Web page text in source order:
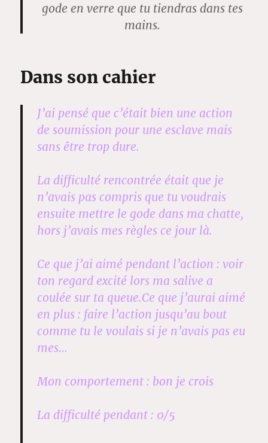
gode en verre que tu tiendras dans tes
mains.
Dans son cahier
J’ai pensé que c’était bien une action
de soumission pour une esclave mais
sans être trop dure.
La difficulté rencontrée était que je
n’avais pas compris que tu voudrais
ensuite mettre le gode dans ma chatte,
hors j’avais mes règles ce jour là.
Ce que j’ai aimé pendant l’action : voir
ton regard excité lors ma salive a
coulée sur ta queue.Ce que j’aurai aimé
en plus : faire l’action jusqu’au bout
comme tu le voulais si je n’avais pas eu
mes…
Mon comportement : bon je crois
La difficulté pendant : 0/5